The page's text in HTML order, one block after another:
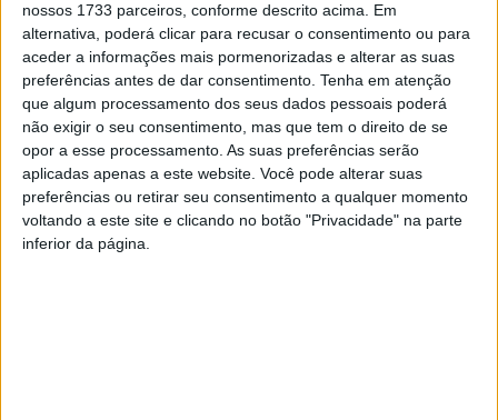
nossos 1733 parceiros, conforme descrito acima. Em
alternativa, poderá clicar para recusar o consentimento ou para
aceder a informações mais pormenorizadas e alterar as suas
preferências antes de dar consentimento. Tenha em atenção
que algum processamento dos seus dados pessoais poderá
não exigir o seu consentimento, mas que tem o direito de se
opor a esse processamento. As suas preferências serão
aplicadas apenas a este website. Você pode alterar suas
preferências ou retirar seu consentimento a qualquer momento
voltando a este site e clicando no botão "Privacidade" na parte
inferior da página.
TAGS Cartão Sénior Nelas
Artigo anterior
Futebol: Académico derrotado
Próximo artigo